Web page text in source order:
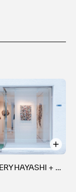
攻 卒業
+ ART
/ 東京)
GALLERY /
/ 東京)
GALLERY HAYASHI + ART BRIDGE